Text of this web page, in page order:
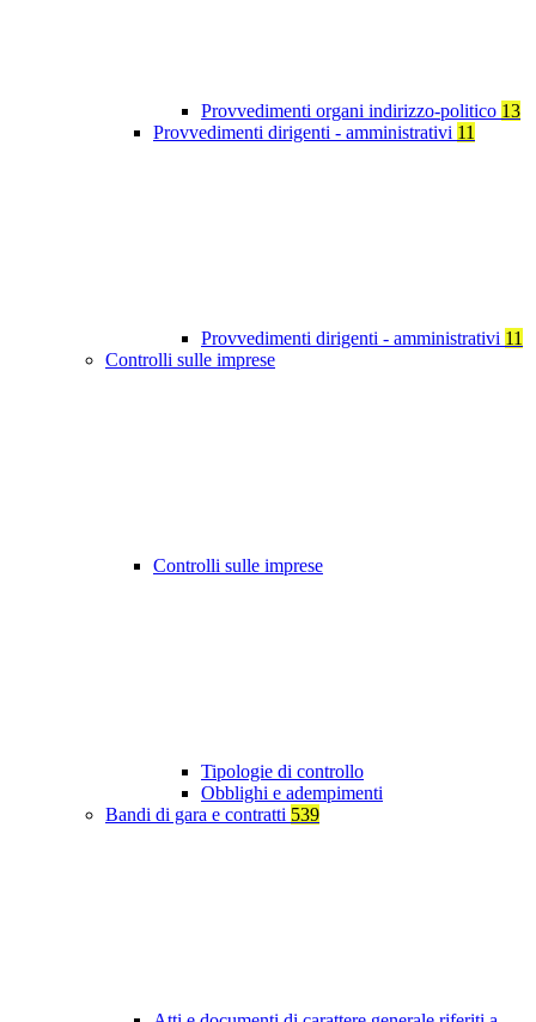
Provvedimenti organi indirizzo-politico 13
Provvedimenti dirigenti - amministrativi 11
Provvedimenti dirigenti - amministrativi 11
Controlli sulle imprese
Controlli sulle imprese
Tipologie di controllo
Obblighi e adempimenti
Bandi di gara e contratti 539